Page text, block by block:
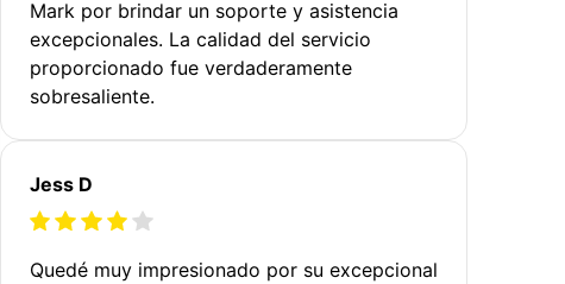
Mark por brindar un soporte y asistencia
excepcionales. La calidad del servicio
proporcionado fue verdaderamente
sobresaliente.
Jess D
Quedé muy impresionado por su excepcional